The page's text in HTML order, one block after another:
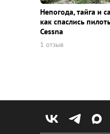
Непогода, тайга и
как спаслись
Cessna
1 отзыв